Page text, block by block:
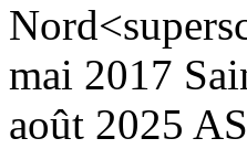
mai 2017
août 2025 A